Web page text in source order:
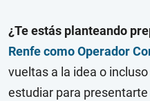
¿Te estás planteando
Renfe como Operador
vueltas a la idea o
estudiar para